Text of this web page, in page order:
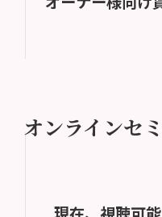
オンラインセ